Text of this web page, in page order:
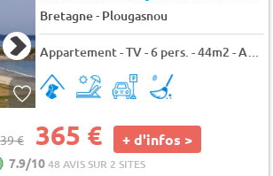
Bretagne- Plougasnou
€ 365 € + d'infos >
7.9/1048 AVIS SUR 2 SITES